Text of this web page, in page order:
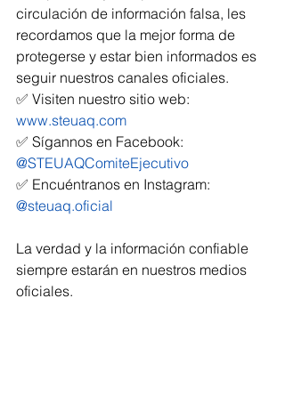
circulación de información falsa, les
recordamos que la mejor forma de
protegerse y estar bien informados es
seguir nuestros canales oficiales.
✅ Visiten nuestro sitio web:
www.steuaq.com
✅ Sígannos en Facebook:
@STEUAQComiteEjecutivo
✅ Encuéntranos en Instagram:
@steuaq.oficial
La verdad y la información confiable
siempre estarán en nuestros medios
oficiales.